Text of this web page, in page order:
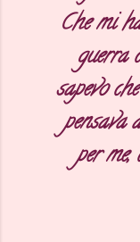
Che mi
guerra
sapevo
pensava
per me,